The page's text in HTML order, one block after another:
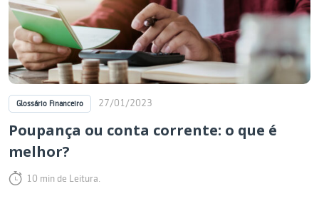
Glossário Financeiro 27/01/2023
Poupança ou conta corrente: o que é
melhor?
10 min de Leitura.